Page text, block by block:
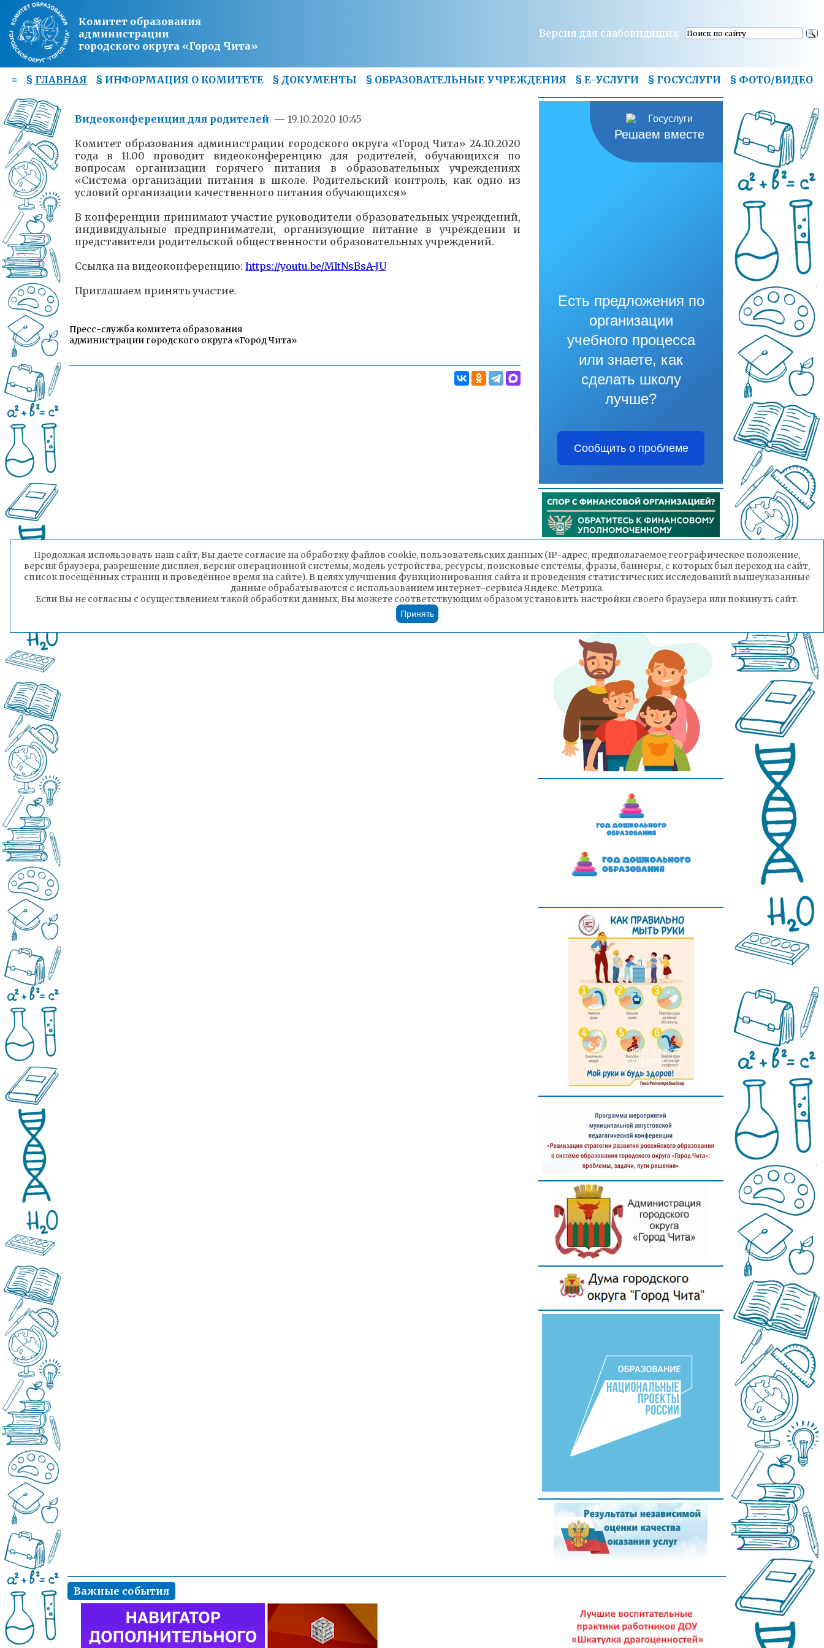
Комитет образования
администрации
городского округа «Город Чита»
Версия для слабовидящих
≡ § ГЛАВНАЯ § ИНФОРМАЦИЯ О КОМИТЕТЕ § ДОКУМЕНТЫ § ОБРАЗОВАТЕЛЬНЫЕ УЧРЕЖДЕНИЯ § Е-УСЛУГИ § ГОСУСЛУГИ § ФОТО/ВИДЕО
Видеоконференция для родителей — 19.10.2020 10:45
Комитет образования администрации городского округа «Город Чита» 24.10.2020
года в 11.00 проводит видеоконференцию для родителей, обучающихся по
вопросам организации горячего питания в образовательных учреждениях
«Система организации питания в школе. Родительский контроль, как одно из
условий организации качественного питания обучающихся»
В конференции принимают участие руководители образовательных учреждений,
индивидуальные предприниматели, организующие питание в учреждении и
представители родительской общественности образовательных учреждений.
Ссылка на видеоконференцию: https://youtu.be/MItNsBsA-JU
Приглашаем принять участие.
Пресс-служба комитета образования
администрации городского округа «Город Чита»
Решаем вместе
Есть предложения по
организации
учебного процесса
или знаете, как
сделать школу
лучше?
Сообщить о проблеме
Важные события
Продолжая использовать наш сайт, Вы даете согласие на обработку файлов cookie, пользовательских данных (IP-адрес, предполагаемое географическое положение,
версия браузера, разрешение дисплея, версия операционной системы, модель устройства, ресурсы, поисковые системы, фразы, баннеры, с которых был переход на сайт,
список посещённых страниц и проведённое время на сайте). В целях улучшения функционирования сайта и проведения статистических исследований вышеуказанные
данные обрабатываются с использованием интернет-сервиса Яндекс. Метрика.
Если Вы не согласны с осуществлением такой обработки данных, Вы можете соответствующим образом установить настройки своего браузера или покинуть сайт.
Принять